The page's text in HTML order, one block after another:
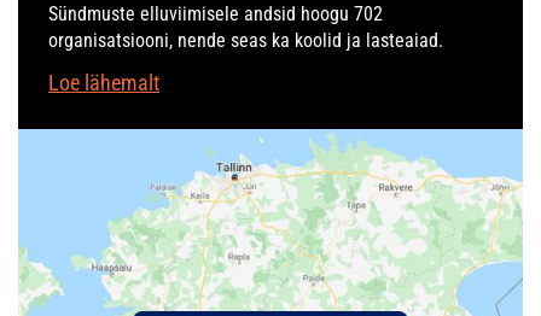
Sündmuste elluviimisele andsid hoogu 702
organisatsiooni, nende seas ka koolid ja lasteaiad.
Loe lähemalt